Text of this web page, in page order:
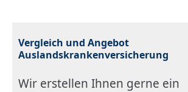
Vergleich und Angebot
Auslandskrankenversicherung
Wir erstellen Ihnen gerne ein